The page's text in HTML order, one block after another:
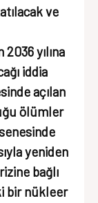
ve
yılına
iddia
açılan
ölümler
yeniden
bağlı
bir nükleer